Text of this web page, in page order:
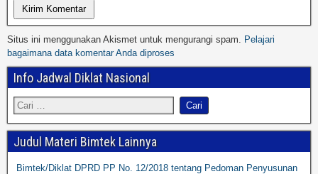
Situs ini menggunakan Akismet untuk mengurangi spam.
Pelajari
bagaimana data komentar Anda diproses
Info Jadwal Diklat Nasional
Judul Materi Bimtek Lainnya
Bimtek/Diklat DPRD PP No. 12/2018 tentang Pedoman Penyusunan